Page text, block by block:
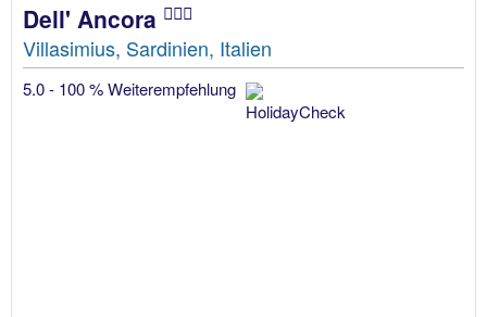
Dell' Ancora
Villasimius, Sardinien, Italien
5.0 - 100 % Weiterempfehlung